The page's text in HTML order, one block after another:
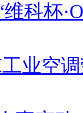
科杯
业空